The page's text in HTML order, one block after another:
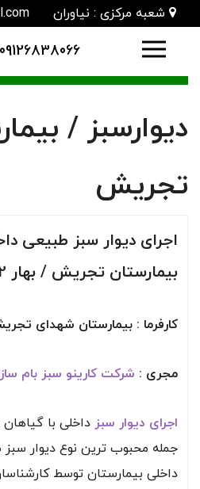
شعبه مرکزی : نیاوران
09126838066
دیوارسبز /
تجریش
اجرای دیوار سبز طبیعی
بیمارستان تجریش / بهار 1402
کارفرما : بیمارستان شهدای
مجری : شرکت کارینو سبز بام
اجرای دیوار سبز داخلی با
جمله محبوب ترین نوع دیوار سبز
داخلی بیمارستان توسط